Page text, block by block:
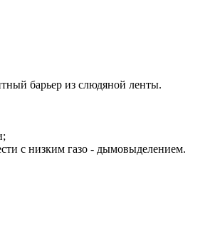
барьер из слюдяной ленты.
с низким газо - дымовыделением.